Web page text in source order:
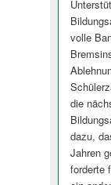
volle
die
dazu,
Jahren
forderte